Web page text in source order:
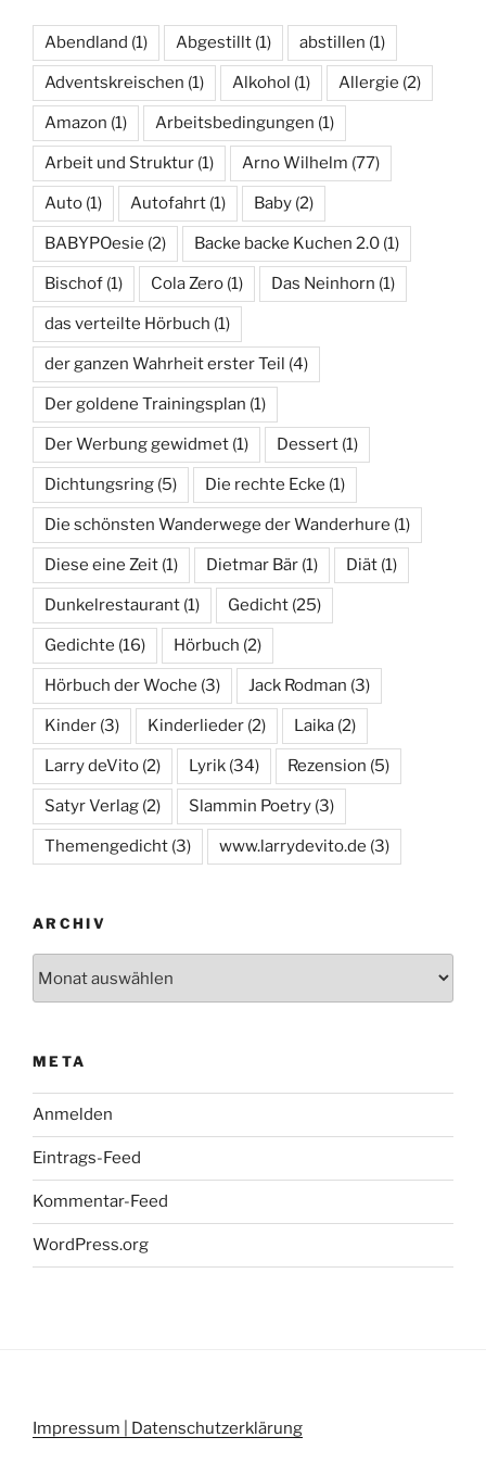
Abendland (1) Abgestillt (1) abstillen (1)
Adventskreischen (1) Alkohol (1) Allergie (2)
Amazon (1) Arbeitsbedingungen (1)
Arbeit und Struktur (1) Arno Wilhelm (77)
Auto (1) Autofahrt (1) Baby (2)
BABYPOesie (2) Backe backe Kuchen 2.0 (1)
Bischof (1) Cola Zero (1) Das Neinhorn (1)
das verteilte Hörbuch (1)
der ganzen Wahrheit erster Teil (4)
Der goldene Trainingsplan (1)
Der Werbung gewidmet (1) Dessert (1)
Dichtungsring (5) Die rechte Ecke (1)
Die schönsten Wanderwege der Wanderhure (1)
Diese eine Zeit (1) Dietmar Bär (1) Diät (1)
Dunkelrestaurant (1) Gedicht (25)
Gedichte (16) Hörbuch (2)
Hörbuch der Woche (3) Jack Rodman (3)
Kinder (3) Kinderlieder (2) Laika (2)
Larry deVito (2) Lyrik (34) Rezension (5)
Satyr Verlag (2) Slammin Poetry (3)
Themengedicht (3) www.larrydevito.de (3)
ARCHIV
META
Anmelden
Eintrags-Feed
Kommentar-Feed
WordPress.org
Impressum | Datenschutzerklärung